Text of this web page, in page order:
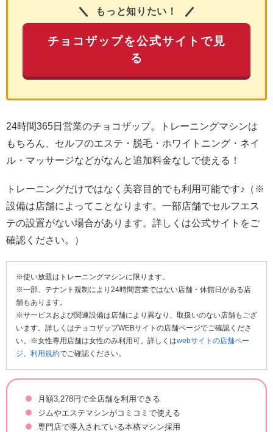
もっと知りたい！
チョコザップを公式サイトで見
る
24時間365日営業のチョコザップ。トレーニングマシンは
もちろん、セルフのエステ・脱毛・ホワイトニング・ネイ
ル・マッサージなどがなんと追加料金なしで使える！
トレーニングだけではなく美容目的でも利用可能です♪（※
設備は店舗によってことなります。一部店舗でセルフエス
テの設置がない場合があります。詳しくは公式サイトをご
確認ください。）
※使い放題はトレーニングマシンに限ります。
※一部、テナント規制により24時間営業ではない店舗・休館日がある店
舗もあります。
※サービスおよび関連設備は店舗により異なり、取扱いのない店舗もござ
います。詳しくはチョコザップWEBサイトの店舗ページでご確認くださ
い。※女性専用店舗は女性のみ利用可。詳しくはwebサイトの店舗ペー
ジ
利用規約でご確認ください。
月額3,278円で全店舗を利用できる
ジムやエステマシンがコミコミで使える
専門店で導入されている本格マシン採用